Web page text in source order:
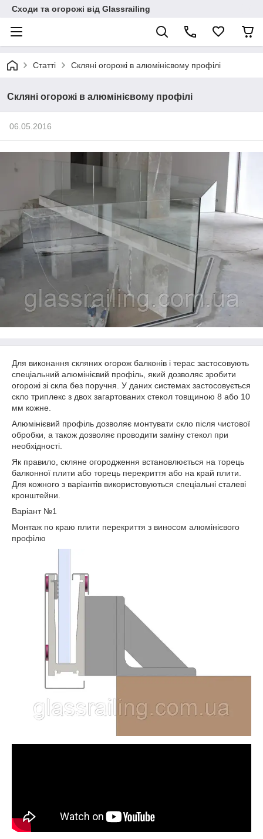
Сходи та огорожі від Glassrailing
Статті Скляні огорожі в алюмінієвому профілі
Скляні огорожі в алюмінієвому профілі
06.05.2016
Для виконання скляних огорож балконів і терас застосовують
спеціальний алюмінієвий профіль, який дозволяє зробити
огорожі зі скла без поручня. У даних системах застосовується
скло триплекс з двох загартованих стекол товщиною 8 або 10
мм кожне.
Алюмінієвий профіль дозволяє монтувати скло після чистової
обробки, а також дозволяє проводити заміну стекол при
необхідності.
Як правило, скляне огородження встановлюється на торець
балконної плити або торець перекриття або на край плити.
Для кожного з варіантів використовуються спеціальні сталеві
кронштейни.
Варіант №1
Монтаж по краю плити перекриття з виносом алюмінієвого
профілю